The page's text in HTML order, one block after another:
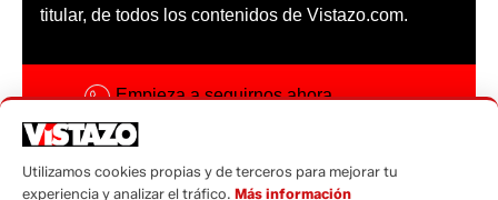
titular, de todos los contenidos de Vistazo.com.
Empieza a seguirnos ahora
Código ética
Utilizamos cookies propias y de terceros para mejorar tu
experiencia y analizar el tráfico. Más información